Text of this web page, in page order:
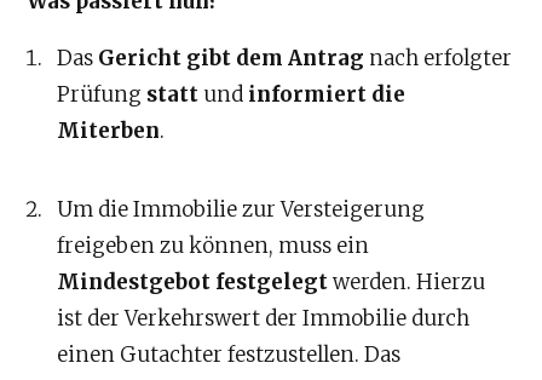
Das Gericht gibt dem Antrag nach erfolgter
Prüfung statt und informiert die
Miterben.
Um die Immobilie zur Versteigerung
freigeben zu können, muss ein
Mindestgebot festgelegtwerden. Hierzu
ist der Verkehrswert der Immobilie durch
einen Gutachter festzustellen. Das